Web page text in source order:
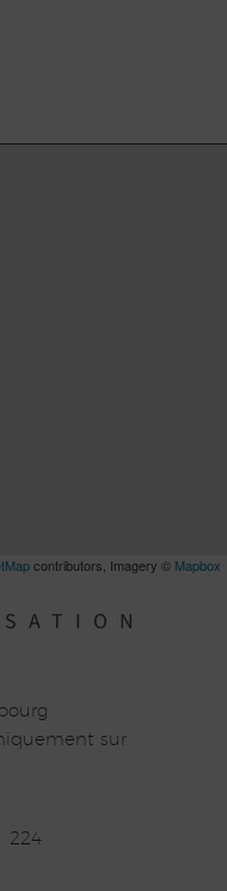
contributors, Imagery © Mapbox
sur
224